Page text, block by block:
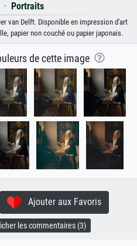
· Portraits
van Delft. Disponible en impression d'art
papier non couché ou papier japonais.
de cette image
Ajouter aux Favoris
les commentaires (3)